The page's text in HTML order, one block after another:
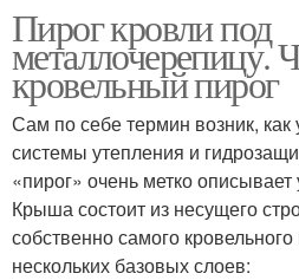
кровли
Гидроизоляции для
кровли
Пирог кровли под
металлочерепицу.
кровельный пирог
Сам по себе термин возник,
системы утепления и
«пирог» очень метко описывает
Крыша состоит из несущего
собственно самого
нескольких базовых слоев: